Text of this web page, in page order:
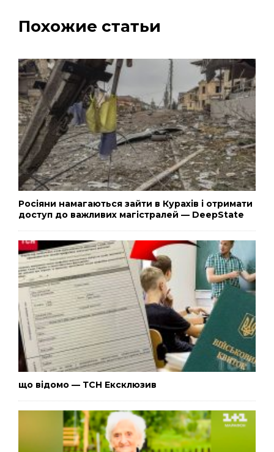
Похожие статьи
Росіяни намагаються зайти в Курахів і отримати
доступ до важливих магістралей — DeepState
що відомо — ТСН Ексклюзив